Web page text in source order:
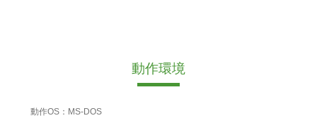
動作環境
動作OS：MS-DOS